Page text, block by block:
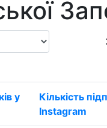
у
Кількість
Instagram